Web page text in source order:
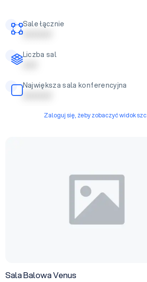
Sale łącznie
| | | | | | | | | |
Liczba sal
| | | | |
Największa sala konferencyjna
| | | | | | | | | |
Zaloguj się, żeby zobaczyć widok
Sala Balowa Venus